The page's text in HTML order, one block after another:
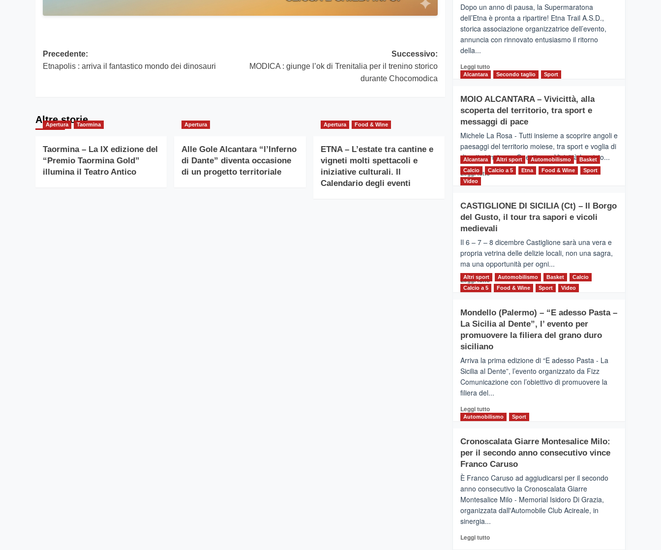
Navigazione
articolo
Precedente:
Etnapolis : arriva il fantastico mondo dei dinosauri
Successivo:
MODICA : giunge l’ok di Trenitalia per il trenino storico
durante Chocomodica
Altre storie
Apertura Taormina
Taormina – La IX edizione del
“Premio Taormina Gold”
illumina il Teatro Antico
Apertura
Alle Gole Alcantara “l’Inferno
di Dante” diventa occasione
di un progetto territoriale
Apertura Food & Wine
ETNA – L’estate tra cantine e
vigneti molti spettacoli e
iniziative culturali. Il
Calendario degli eventi
SuperMaratona
dell’Etna,
presentata
l’edizione
2026
Dopo un anno di pausa, la Supermaratona
dell’Etna è pronta a ripartire! Etna Trail A.S.D.,
storica associazione organizzatrice dell’evento,
annuncia con rinnovato entusiasmo il ritorno
della...
Leggi tuttoLeggi
Torna
la
Supermaratona
Alcantara Secondo taglio Sport
MOIO ALCANTARA – Vivicittà, alla
scoperta del territorio, tra sport e
messaggi di pace
Michele La Rosa - Tutti insieme a scoprire angoli e
paesaggi del territorio moiese, tra sport e voglia di
divertirsi insieme. Quest'anno Vivicittà ha visto...
Leggi tuttoLeggi
MOIO
ALCANTARA
–
alla
scoperta
del
territorio,
tra
sport
messaggi
di
Alcantara Altri sport Automobilismo
Basket
Calcio
Calcio a 5 Etna Food & Wine
Sport
Video
CASTIGLIONE DI SICILIA (Ct) – Il Borgo
del Gusto, il tour tra sapori e vicoli
medievali
Il 6 – 7 – 8 dicembre Castiglione sarà una vera e
propria vetrina delle delizie locali, non una sagra,
ma una opportunità per ogni...
Leggi tuttoLeggi
CASTIGLIONE
DI
SICILIA
(Ct)
Il
Borgo
del
tour
tra
vicoli
medievali
Altri sport Automobilismo Basket
Calcio
Calcio a 5
Food & Wine Sport Video
Mondello (Palermo) – “E adesso Pasta –
La Sicilia al Dente”, l’ evento per
promuovere la filiera del grano duro
siciliano
Arriva la prima edizione di “E adesso Pasta - La
Sicilia al Dente”, l’evento organizzato da Fizz
Comunicazione con l’obiettivo di promuovere la
filiera del...
Leggi tuttoLeggi
di
Mondello
(Palermo)
–
adesso
Pasta
–
La
Dente”,
Automobilismo Sport
Cronoscalata Giarre Montesalice Milo:
per il secondo anno consecutivo vince
Franco Caruso
È Franco Caruso ad aggiudicarsi per il secondo
anno consecutivo la Cronoscalata Giarre
Montesalice Milo - Memorial Isidoro Di Grazia,
organizzata dall'Automobile Club Acireale, in
sinergia...
Leggi tuttoLeggi